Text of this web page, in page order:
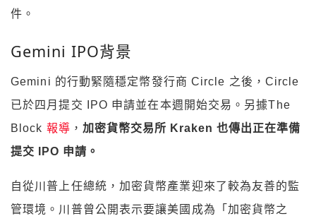
件。
Gemini IPO背景
Gemini 的行動緊隨穩定幣發行商 Circle 之後，Circle
已於四月提交 IPO 申請並在本週開始交易。另據The
Block 報導 ， 加密貨幣交易所 Kraken 也傳出正在準備
提交 IPO 申請。
自從川普上任總統，加密貨幣產業迎來了較為友善的監
管環境。川普曾公開表示要讓美國成為「加密貨幣之